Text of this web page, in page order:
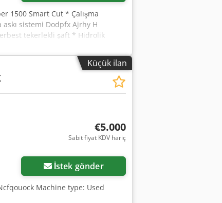
1500 Smart Cut * Çalışma
sistemi Dodpfx Ajrhy H
tekerlekli şaft * Hidrolik
göstergesi -----Dahili araç
veya daha fazla bilgi için bize
ve ara satış hakkı saklıdır.
Küçük ilan
€5.000
Sabit fiyat KDV hariç
İstek gönder
Machine type: Used